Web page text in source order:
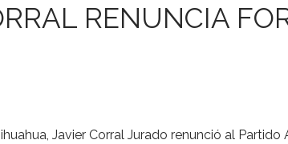
RENUNCIA
Javier Corral Jurado renunció al Partido